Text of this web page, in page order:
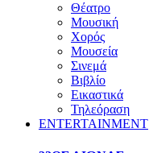
Θέατρο
Μουσική
Χορός
Μουσεία
Σινεμά
Βιβλίο
Εικαστικά
Τηλεόραση
ENTERTAINMENT